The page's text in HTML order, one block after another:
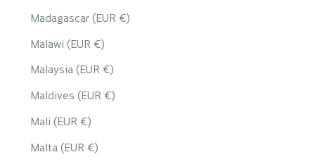
Madagascar (EUR €)
Malawi (EUR €)
Malaysia (EUR €)
Maldives (EUR €)
Mali (EUR €)
Malta (EUR €)